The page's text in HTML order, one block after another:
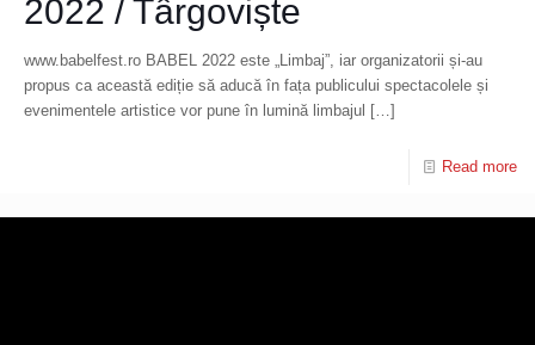
2022 / Târgoviște
www.babelfest.ro BABEL 2022 este „Limbaj”, iar organizatorii și-au
propus ca această ediție să aducă în fața publicului spectacolele și
evenimentele artistice vor pune în lumină limbajul […]
Read more